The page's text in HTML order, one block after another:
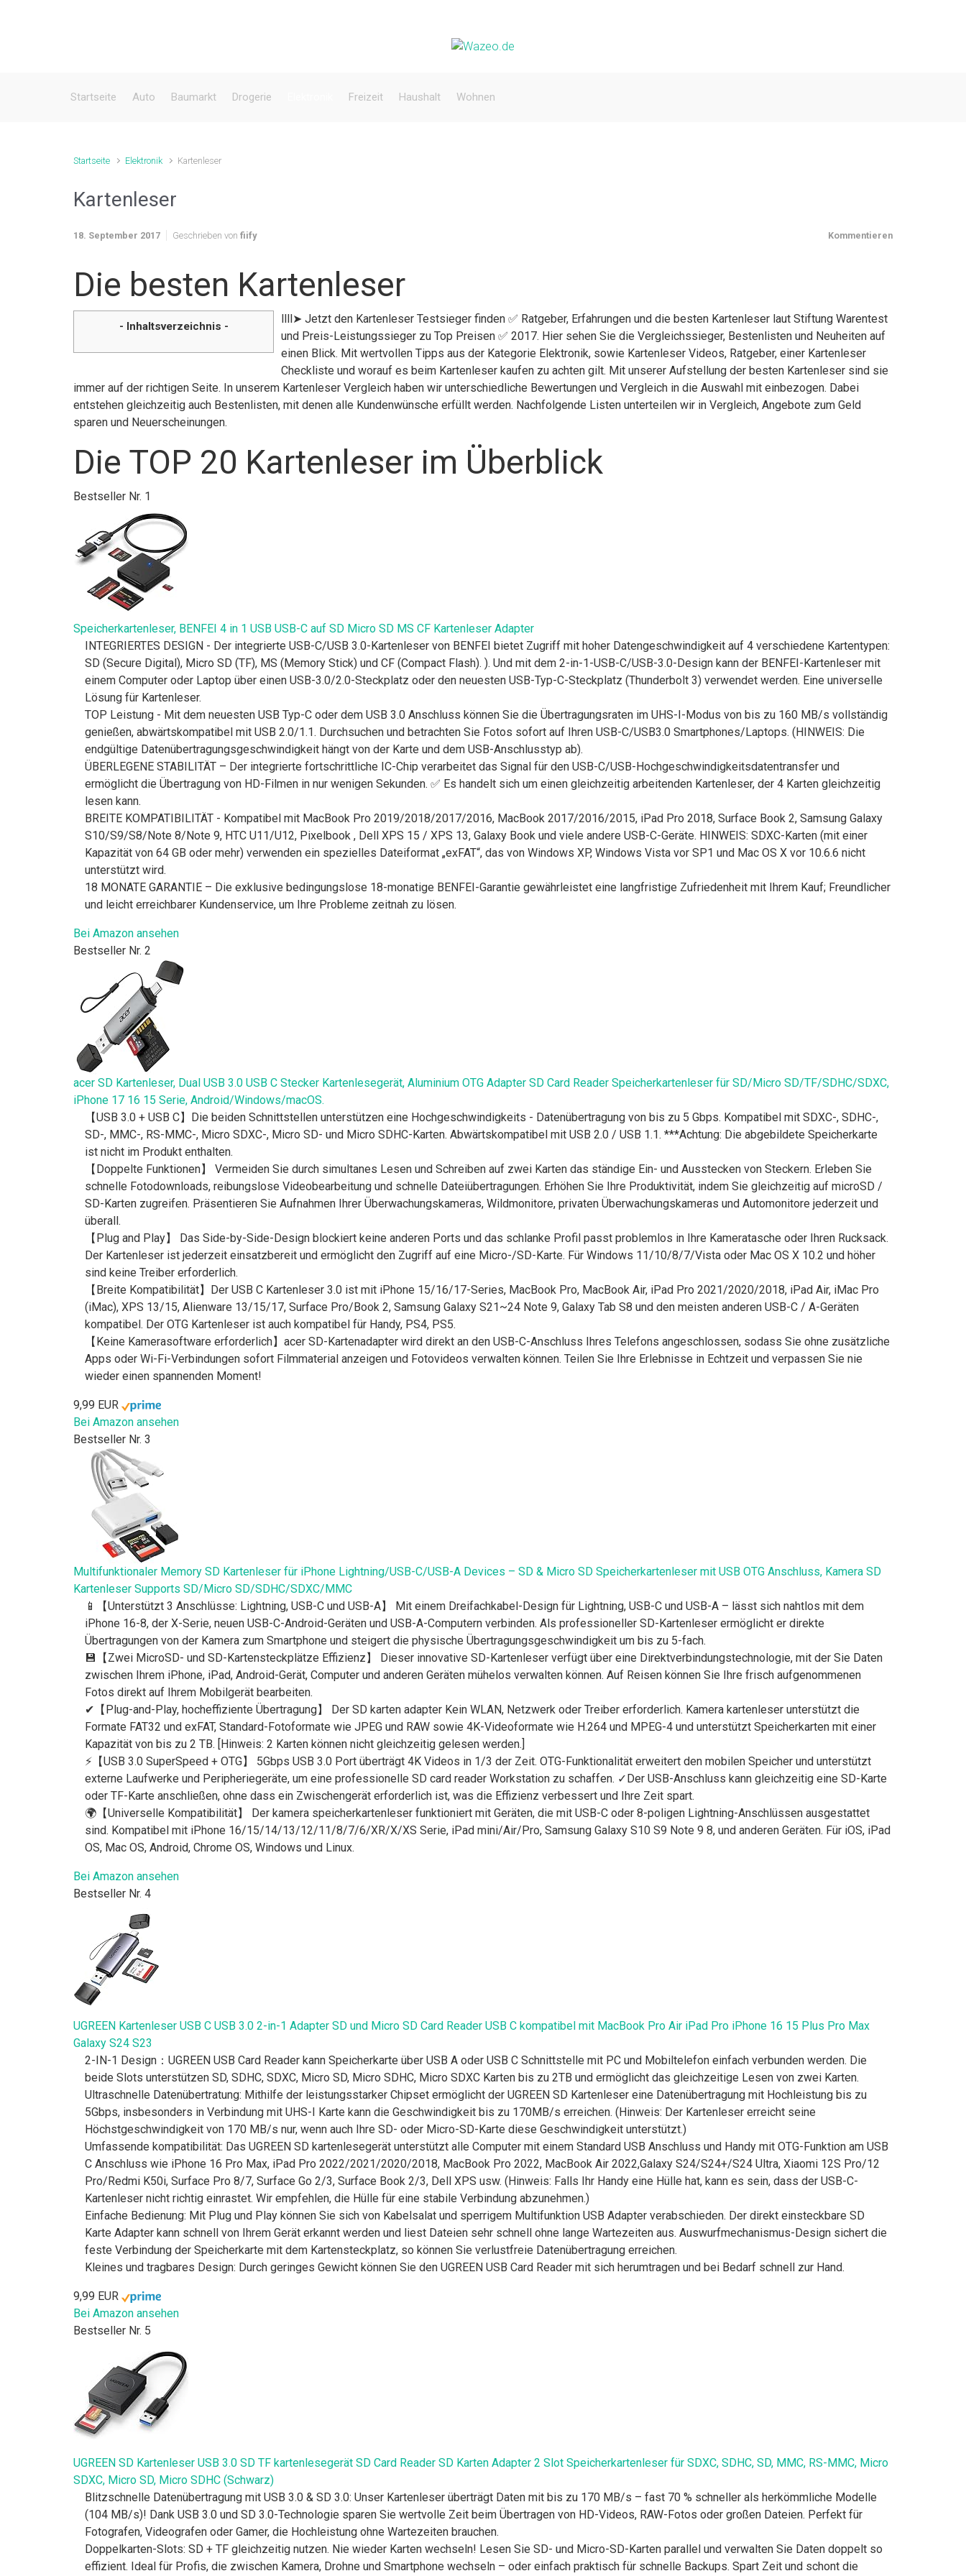
Startseite Auto Baumarkt Drogerie Freizeit Haushalt Wohnen
Startseite Elektronik Kartenleser
Kartenleser
18. September 2017 Geschrieben von fiify Kommentieren
Die besten Kartenleser
- Inhaltsverzeichnis -
llll➤ Jetzt den Kartenleser Testsieger finden ✅ Ratgeber, Erfahrungen und die besten Kartenleser laut Stiftung Warentest
und Preis-Leistungssieger zu Top Preisen ✅ 2017. Hier sehen Sie die Vergleichssieger, Bestenlisten und Neuheiten auf
einen Blick. Mit wertvollen Tipps aus der Kategorie Elektronik, sowie Kartenleser Videos, Ratgeber, einer Kartenleser
Checkliste und worauf es beim Kartenleser kaufen zu achten gilt. Mit unserer Aufstellung der besten Kartenleser sind sie
immer auf der richtigen Seite. In unserem Kartenleser Vergleich haben wir unterschiedliche Bewertungen und Vergleich in die Auswahl mit einbezogen. Dabei
entstehen gleichzeitig auch Bestenlisten, mit denen alle Kundenwünsche erfüllt werden. Nachfolgende Listen unterteilen wir in Vergleich, Angebote zum Geld
sparen und Neuerscheinungen.
Die TOP 20 Kartenleser im Überblick
Bestseller Nr. 1
Speicherkartenleser, BENFEI 4 in 1 USB USB-C auf SD Micro SD MS CF Kartenleser Adapter
INTEGRIERTES DESIGN - Der integrierte USB-C/USB 3.0-Kartenleser von BENFEI bietet Zugriff mit hoher Datengeschwindigkeit auf 4 verschiedene Kartentypen:
SD (Secure Digital), Micro SD (TF), MS (Memory Stick) und CF (Compact Flash). ). Und mit dem 2-in-1-USB-C/USB-3.0-Design kann der BENFEI-Kartenleser mit
einem Computer oder Laptop über einen USB-3.0/2.0-Steckplatz oder den neuesten USB-Typ-C-Steckplatz (Thunderbolt 3) verwendet werden. Eine universelle
Lösung für Kartenleser.
TOP Leistung - Mit dem neuesten USB Typ-C oder dem USB 3.0 Anschluss können Sie die Übertragungsraten im UHS-I-Modus von bis zu 160 MB/s vollständig
genießen, abwärtskompatibel mit USB 2.0/1.1. Durchsuchen und betrachten Sie Fotos sofort auf Ihren USB-C/USB3.0 Smartphones/Laptops. (HINWEIS: Die
endgültige Datenübertragungsgeschwindigkeit hängt von der Karte und dem USB-Anschlusstyp ab).
ÜBERLEGENE STABILITÄT – Der integrierte fortschrittliche IC-Chip verarbeitet das Signal für den USB-C/USB-Hochgeschwindigkeitsdatentransfer und
ermöglicht die Übertragung von HD-Filmen in nur wenigen Sekunden. ✅ Es handelt sich um einen gleichzeitig arbeitenden Kartenleser, der 4 Karten gleichzeitig
lesen kann.
BREITE KOMPATIBILITÄT - Kompatibel mit MacBook Pro 2019/2018/2017/2016, MacBook 2017/2016/2015, iPad Pro 2018, Surface Book 2, Samsung Galaxy
S10/S9/S8/Note 8/Note 9, HTC U11/U12, Pixelbook , Dell XPS 15 / XPS 13, Galaxy Book und viele andere USB-C-Geräte. HINWEIS: SDXC-Karten (mit einer
Kapazität von 64 GB oder mehr) verwenden ein spezielles Dateiformat „exFAT“, das von Windows XP, Windows Vista vor SP1 und Mac OS X vor 10.6.6 nicht
unterstützt wird.
18 MONATE GARANTIE – Die exklusive bedingungslose 18-monatige BENFEI-Garantie gewährleistet eine langfristige Zufriedenheit mit Ihrem Kauf; Freundlicher
und leicht erreichbarer Kundenservice, um Ihre Probleme zeitnah zu lösen.
Bei Amazon ansehen
Bestseller Nr. 2
acer SD Kartenleser, Dual USB 3.0 USB C Stecker Kartenlesegerät, Aluminium OTG Adapter SD Card Reader Speicherkartenleser für SD/Micro SD/TF/SDHC/SDXC,
iPhone 17 16 15 Serie, Android/Windows/macOS.
【USB 3.0 + USB C】Die beiden Schnittstellen unterstützen eine Hochgeschwindigkeits - Datenübertragung von bis zu 5 Gbps. Kompatibel mit SDXC-, SDHC-,
SD-, MMC-, RS-MMC-, Micro SDXC-, Micro SD- und Micro SDHC-Karten. Abwärtskompatibel mit USB 2.0 / USB 1.1. ***Achtung: Die abgebildete Speicherkarte
ist nicht im Produkt enthalten.
【Doppelte Funktionen】 Vermeiden Sie durch simultanes Lesen und Schreiben auf zwei Karten das ständige Ein- und Ausstecken von Steckern. Erleben Sie
schnelle Fotodownloads, reibungslose Videobearbeitung und schnelle Dateiübertragungen. Erhöhen Sie Ihre Produktivität, indem Sie gleichzeitig auf microSD /
SD-Karten zugreifen. Präsentieren Sie Aufnahmen Ihrer Überwachungskameras, Wildmonitore, privaten Überwachungskameras und Automonitore jederzeit und
überall.
【Plug and Play】 Das Side-by-Side-Design blockiert keine anderen Ports und das schlanke Profil passt problemlos in Ihre Kameratasche oder Ihren Rucksack.
Der Kartenleser ist jederzeit einsatzbereit und ermöglicht den Zugriff auf eine Micro-/SD-Karte. Für Windows 11/10/8/7/Vista oder Mac OS X 10.2 und höher
sind keine Treiber erforderlich.
【Breite Kompatibilität】Der USB C Kartenleser 3.0 ist mit iPhone 15/16/17-Series, MacBook Pro, MacBook Air, iPad Pro 2021/2020/2018, iPad Air, iMac Pro
(iMac), XPS 13/15, Alienware 13/15/17, Surface Pro/Book 2, Samsung Galaxy S21~24 Note 9, Galaxy Tab S8 und den meisten anderen USB-C / A-Geräten
kompatibel. Der OTG Kartenleser ist auch kompatibel für Handy, PS4, PS5.
【Keine Kamerasoftware erforderlich】acer SD-Kartenadapter wird direkt an den USB-C-Anschluss Ihres Telefons angeschlossen, sodass Sie ohne zusätzliche
Apps oder Wi-Fi-Verbindungen sofort Filmmaterial anzeigen und Fotovideos verwalten können. Teilen Sie Ihre Erlebnisse in Echtzeit und verpassen Sie nie
wieder einen spannenden Moment!
9,99 EUR
Bei Amazon ansehen
Bestseller Nr. 3
Multifunktionaler Memory SD Kartenleser für iPhone Lightning/USB-C/USB-A Devices – SD & Micro SD Speicherkartenleser mit USB OTG Anschluss, Kamera SD
Kartenleser Supports SD/Micro SD/SDHC/SDXC/MMC
📱【Unterstützt 3 Anschlüsse: Lightning, USB-C und USB-A】 Mit einem Dreifachkabel-Design für Lightning, USB-C und USB-A – lässt sich nahtlos mit dem
iPhone 16-8, der X-Serie, neuen USB-C-Android-Geräten und USB-A-Computern verbinden. Als professioneller SD-Kartenleser ermöglicht er direkte
Übertragungen von der Kamera zum Smartphone und steigert die physische Übertragungsgeschwindigkeit um bis zu 5-fach.
💾【Zwei MicroSD- und SD-Kartensteckplätze Effizienz】 Dieser innovative SD-Kartenleser verfügt über eine Direktverbindungstechnologie, mit der Sie Daten
zwischen Ihrem iPhone, iPad, Android-Gerät, Computer und anderen Geräten mühelos verwalten können. Auf Reisen können Sie Ihre frisch aufgenommenen
Fotos direkt auf Ihrem Mobilgerät bearbeiten.
✔【Plug-and-Play, hocheffiziente Übertragung】 Der SD karten adapter Kein WLAN, Netzwerk oder Treiber erforderlich. Kamera kartenleser unterstützt die
Formate FAT32 und exFAT, Standard-Fotoformate wie JPEG und RAW sowie 4K-Videoformate wie H.264 und MPEG-4 und unterstützt Speicherkarten mit einer
Kapazität von bis zu 2 TB. [Hinweis: 2 Karten können nicht gleichzeitig gelesen werden.]
⚡【USB 3.0 SuperSpeed + OTG】 5Gbps USB 3.0 Port überträgt 4K Videos in 1/3 der Zeit. OTG-Funktionalität erweitert den mobilen Speicher und unterstützt
externe Laufwerke und Peripheriegeräte, um eine professionelle SD card reader Workstation zu schaffen. ✓Der USB-Anschluss kann gleichzeitig eine SD-Karte
oder TF-Karte anschließen, ohne dass ein Zwischengerät erforderlich ist, was die Effizienz verbessert und Ihre Zeit spart.
🌍【Universelle Kompatibilität】 Der kamera speicherkartenleser funktioniert mit Geräten, die mit USB-C oder 8-poligen Lightning-Anschlüssen ausgestattet
sind. Kompatibel mit iPhone 16/15/14/13/12/11/8/7/6/XR/X/XS Serie, iPad mini/Air/Pro, Samsung Galaxy S10 S9 Note 9 8, und anderen Geräten. Für iOS, iPad
OS, Mac OS, Android, Chrome OS, Windows und Linux.
Bei Amazon ansehen
Bestseller Nr. 4
UGREEN Kartenleser USB C USB 3.0 2-in-1 Adapter SD und Micro SD Card Reader USB C kompatibel mit MacBook Pro Air iPad Pro iPhone 16 15 Plus Pro Max
Galaxy S24 S23
2-IN-1 Design：UGREEN USB Card Reader kann Speicherkarte über USB A oder USB C Schnittstelle mit PC und Mobiltelefon einfach verbunden werden. Die
beide Slots unterstützen SD, SDHC, SDXC, Micro SD, Micro SDHC, Micro SDXC Karten bis zu 2TB und ermöglicht das gleichzeitige Lesen von zwei Karten.
Ultraschnelle Datenübertratung: Mithilfe der leistungsstarker Chipset ermöglicht der UGREEN SD Kartenleser eine Datenübertragung mit Hochleistung bis zu
5Gbps, insbesonders in Verbindung mit UHS-I Karte kann die Geschwindigkeit bis zu 170MB/s erreichen. (Hinweis: Der Kartenleser erreicht seine
Höchstgeschwindigkeit von 170 MB/s nur, wenn auch Ihre SD- oder Micro-SD-Karte diese Geschwindigkeit unterstützt.)
Umfassende kompatibilität: Das UGREEN SD kartenlesegerät unterstützt alle Computer mit einem Standard USB Anschluss und Handy mit OTG-Funktion am USB
C Anschluss wie iPhone 16 Pro Max, iPad Pro 2022/2021/2020/2018, MacBook Pro 2022, MacBook Air 2022,Galaxy S24/S24+/S24 Ultra, Xiaomi 12S Pro/12
Pro/Redmi K50i, Surface Pro 8/7, Surface Go 2/3, Surface Book 2/3, Dell XPS usw. (Hinweis: Falls Ihr Handy eine Hülle hat, kann es sein, dass der USB-C-
Kartenleser nicht richtig einrastet. Wir empfehlen, die Hülle für eine stabile Verbindung abzunehmen.)
Einfache Bedienung: Mit Plug und Play können Sie sich von Kabelsalat und sperrigem Multifunktion USB Adapter verabschieden. Der direkt einsteckbare SD
Karte Adapter kann schnell von Ihrem Gerät erkannt werden und liest Dateien sehr schnell ohne lange Wartezeiten aus. Auswurfmechanismus-Design sichert die
feste Verbindung der Speicherkarte mit dem Kartensteckplatz, so können Sie verlustfreie Datenübertragung erreichen.
Kleines und tragbares Design: Durch geringes Gewicht können Sie den UGREEN USB Card Reader mit sich herumtragen und bei Bedarf schnell zur Hand.
9,99 EUR
Bei Amazon ansehen
Bestseller Nr. 5
UGREEN SD Kartenleser USB 3.0 SD TF kartenlesegerät SD Card Reader SD Karten Adapter 2 Slot Speicherkartenleser für SDXC, SDHC, SD, MMC, RS-MMC, Micro
SDXC, Micro SD, Micro SDHC (Schwarz)
Blitzschnelle Datenübertragung mit USB 3.0 & SD 3.0: Unser Kartenleser überträgt Daten mit bis zu 170 MB/s – fast 70 % schneller als herkömmliche Modelle
(104 MB/s)! Dank USB 3.0 und SD 3.0-Technologie sparen Sie wertvolle Zeit beim Übertragen von HD-Videos, RAW-Fotos oder großen Dateien. Perfekt für
Fotografen, Videografen oder Gamer, die Hochleistung ohne Wartezeiten brauchen.
Doppelkarten-Slots: SD + TF gleichzeitig nutzen. Nie wieder Karten wechseln! Lesen Sie SD- und Micro-SD-Karten parallel und verwalten Sie Daten doppelt so
effizient. Ideal für Profis, die zwischen Kamera, Drohne und Smartphone wechseln – oder einfach praktisch für schnelle Backups. Spart Zeit und schont die